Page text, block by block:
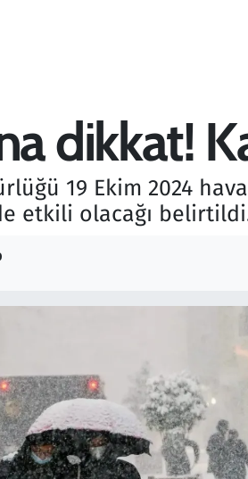
dikkat!
19 Ekim 2024
etkili olacağı